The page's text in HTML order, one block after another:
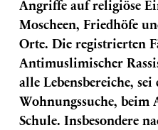
Angriffe auf religiöse
Moscheen, Friedhöfe
Orte. Die registrierten
Antimuslimischer
alle Lebensbereiche, sei
Wohnungssuche, beim
Schule. Insbesondere